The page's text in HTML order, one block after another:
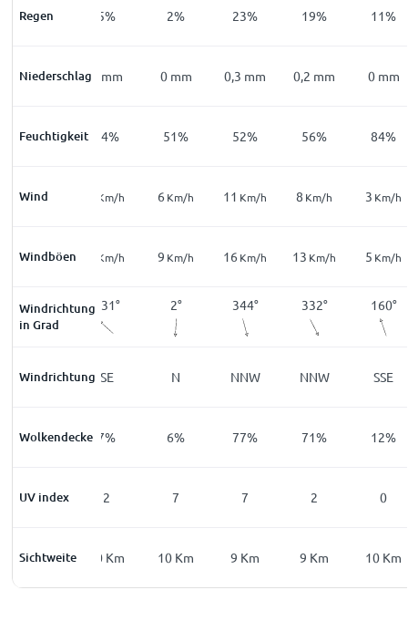
Regen
10% 5% 2% 23% 19% 11%
Niederschlag
0 mm 0 mm 0 mm 0,3 mm 0,2 mm 0 mm
Feuchtigkeit
82% 64% 51% 52% 56% 84%
Wind
9Km/h Km/h 6 Km/h 11 Km/h 8 Km/h 3 Km/h
Windböen
18Km/h Km/h 9 Km/h 16 Km/h 13 Km/h 5 Km/h
Windrichtung
in Grad
172° 131° 2° 344° 332° 160°
Windrichtung
S SE N NNW NNW SSE
Wolkendecke
7% 7% 6% 77% 71% 12%
UV index
0 2 7 7 2 0
Sichtweite
10Km 10 Km 10 Km 9 Km 9 Km 10 Km